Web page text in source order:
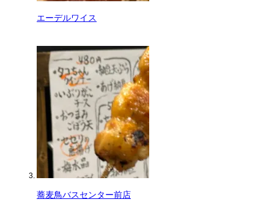
エーデルワイス
蕎麦鳥バスセンター前店